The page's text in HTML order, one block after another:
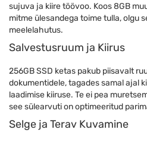
sujuva ja kiire töövoo. Koos 8GB
mitme ülesandega toime tulla, olgu
meelelahutus.
Salvestusruum ja Kiirus
256GB SSD ketas pakub piisavalt
dokumentidele, tagades samal ajal
laadimise kiiruse. Te ei pea
see sülearvuti on optimeeritud
Selge ja Terav Kuvamine